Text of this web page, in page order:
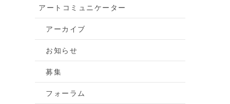
アートコミュニケーター
アーカイブ
お知らせ
募集
フォーラム